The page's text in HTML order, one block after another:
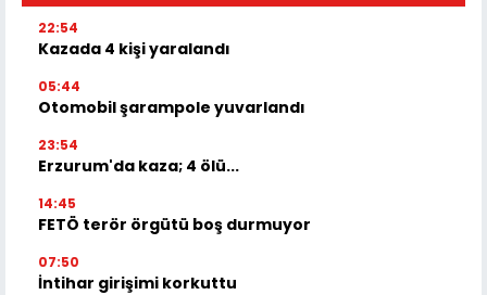
22:54
Kazada 4 kişi yaralandı
05:44
Otomobil şarampole yuvarlandı
23:54
Erzurum'da kaza; 4 ölü...
14:45
FETÖ terör örgütü boş durmuyor
07:50
İntihar girişimi korkuttu